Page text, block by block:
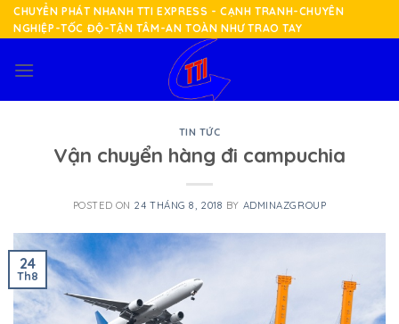
Skip
to
CHUYỂN PHÁT NHANH TTI EXPRESS - CẠNH TRANH-CHUYÊN
NGHIỆP-TỐC ĐỘ-TẬN TÂM-AN TOÀN NHƯ TRAO TAY
TIN TỨC
Vận chuyển hàng đi campuchia
POSTED ON 24 THÁNG 8, 2018 BY ADMINAZGROUP
24
Th8